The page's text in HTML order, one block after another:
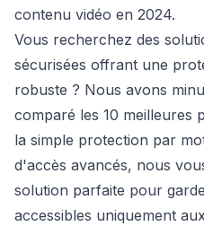
contenu vidéo en 2024.
Vous recherchez des
sécurisées offrant une
robuste ? Nous avons
comparé les 10 meilleures
la simple protection par
d'accès avancés, nous
solution parfaite pour
accessibles uniquement